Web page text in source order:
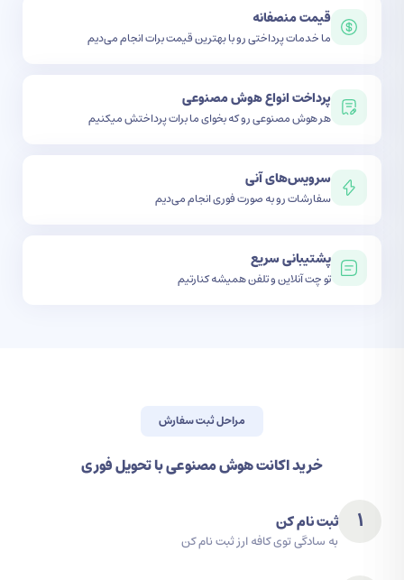
قیمت منصفانه
ما خدمات پرداختی رو با بهترین قیمت برات انجام می‌دیم
پرداخت انواع هوش مصنوعی
هر هوش مصنوعی رو که بخوای ما برات پرداختش میکنیم
سرویس‌های آنی
سفارشات رو به صورت فوری انجام می‌دیم
پشتیبانی سریع
تو چت آنلاین و تلفن همیشه کنارتیم
مراحل ثبت سفارش
خرید اکانت هوش مصنوعی با تحویل فوری
1 ثبت نام کن
به سادگی توی کافه ارز ثبت نام کن